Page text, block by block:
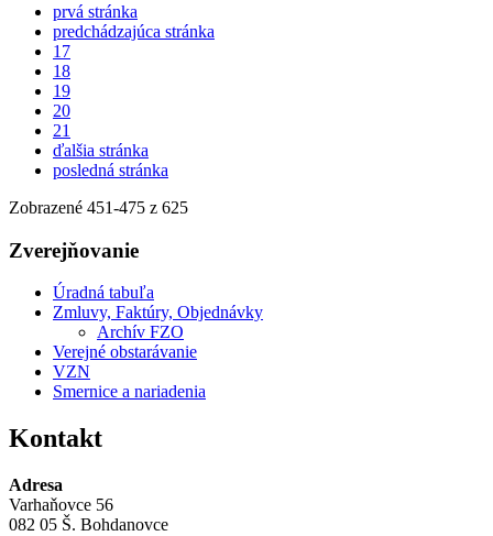
prvá stránka
predchádzajúca stránka
17
18
19
20
21
ďalšia stránka
posledná stránka
Zobrazené 451-475 z 625
Zverejňovanie
Úradná tabuľa
Zmluvy, Faktúry, Objednávky
Archív FZO
Verejné obstarávanie
VZN
Smernice a nariadenia
Kontakt
Adresa
Varhaňovce 56
082 05 Š. Bohdanovce